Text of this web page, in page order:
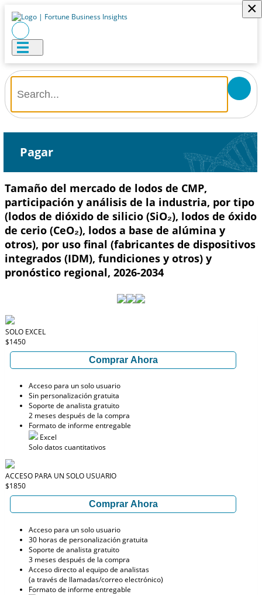
×
Pagar
Tamaño del mercado de lodos de CMP,
participación y análisis de la industria, por tipo
(lodos de dióxido de silicio (SiO₂), lodos de óxido
de cerio (CeO₂), lodos a base de alúmina y
otros), por uso final (fabricantes de dispositivos
integrados (IDM), fundiciones y otros) y
pronóstico regional, 2026-2034
SOLO EXCEL
$1450
Comprar Ahora
Acceso para un solo usuario
Sin personalización gratuita
Soporte de analista gratuito
2 meses después de la compra
Formato de informe entregable
Excel
Solo datos cuantitativos
ACCESO PARA UN SOLO USUARIO
$1850
Comprar Ahora
Acceso para un solo usuario
30 horas de personalización gratuita
Soporte de analista gratuito
3 meses después de la compra
Acceso directo al equipo de analistas
(a través de llamadas/correo electrónico)
Formato de informe entregable